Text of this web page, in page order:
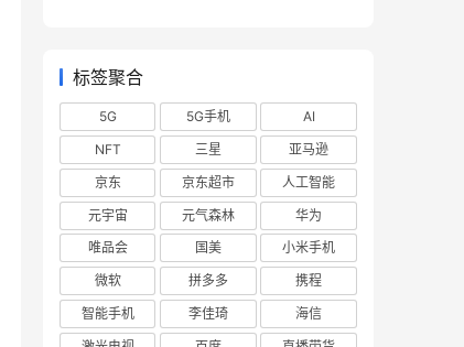
标签聚合
5G 5G手机
AI
NFT
三星
亚马逊
京东
京东超市
人工智能
元宇宙
元气森林
华为
唯品会
国美
小米手机
微软
拼多多
携程
智能手机
李佳琦
海信